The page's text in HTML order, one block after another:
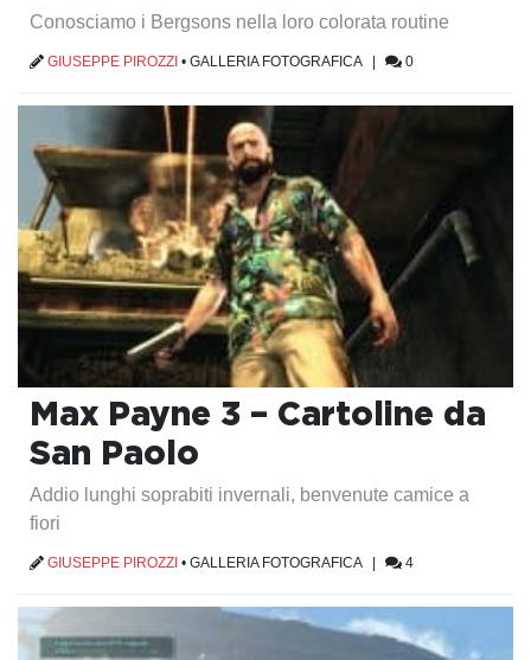
Conosciamo i Bergsons nella loro colorata routine
GIUSEPPE PIROZZI • GALLERIA FOTOGRAFICA| 0
Max Payne 3 – Cartoline da
San Paolo
Addio lunghi soprabiti invernali, benvenute camice a
fiori
GIUSEPPE PIROZZI • GALLERIA FOTOGRAFICA| 4